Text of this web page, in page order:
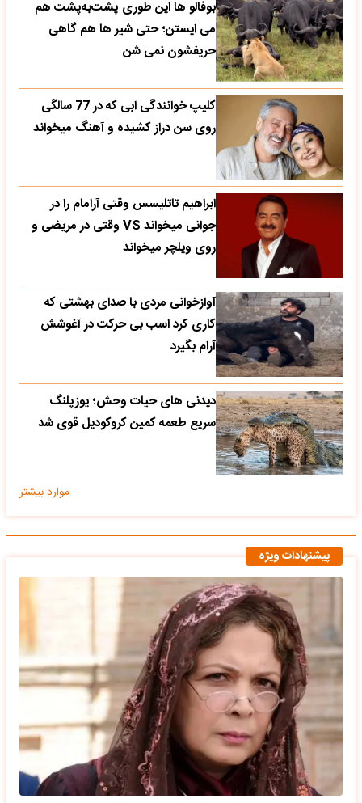
بوفالو ها این‌ طوری پشت‌به‌پشت هم
می‌ ایستن؛ حتی شیر ها هم گاهی
حریفشون نمی‌ شن
کلیپ خوانندگی ابی که در 77 سالگی
روی سن دراز کشیده و آهنگ میخواند
ابراهیم تاتلیسس وقتی آرامام را در
جوانی میخواند VS وقتی در مریضی و
روی ویلچر میخواند
آوازخوانی مردی با صدای بهشتی که
کاری کرد اسب بی حرکت در آغوشش
آرام بگیرد
دیدنی های حیات وحش؛ یوزپلنگ
سریع طعمه کمین کروکودیل قوی شد
موارد بیشتر
پیشنهادات ویژه